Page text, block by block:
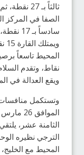
ويقع العدالة في
وتستكمل
الثامنة عشر،
الترجي نظيره
المحيط مع